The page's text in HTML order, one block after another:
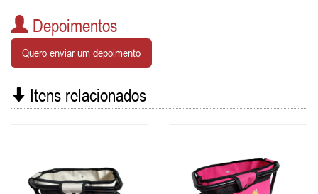
Depoimentos
Quero enviar um depoimento
Itens relacionados